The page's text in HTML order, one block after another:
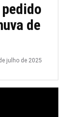
de
julho de 2025